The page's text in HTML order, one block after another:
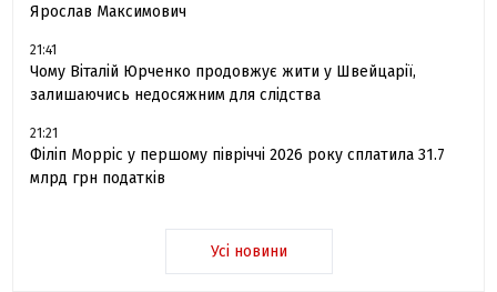
Ярослав Максимович
21:41
Чому Віталій Юрченко продовжує жити у Швейцарії,
залишаючись недосяжним для слідства
21:21
Філіп Морріс у першому півріччі 2026 року сплатила 31.7
млрд грн податків
Усі новини